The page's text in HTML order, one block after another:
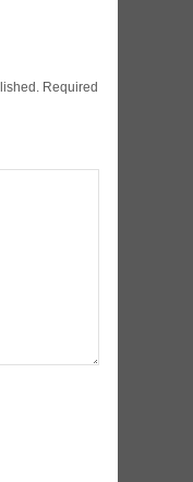
Required